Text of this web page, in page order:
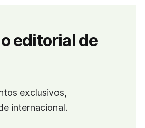
editorial de
exclusivos,
internacional.